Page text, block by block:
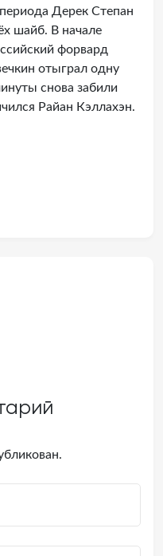
Дерек Степан
шайб. В начале
форвард
отыграл одну
снова забили
Райан Кэллахэн.